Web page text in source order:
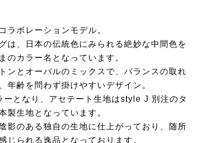
ラボレーションモデル。
は、日本の伝統色にみられる絶妙な中間色を
のカラー名となっています。
ンとオーバルのミックスで、バランスの取れ
年齢を問わず掛けやすいデザイン。
ーとなり、アセテート生地はstyle J 別注のタ
製生地となっています。
影のある独自の生地に仕上がっており、随所
じられる逸品となっております。